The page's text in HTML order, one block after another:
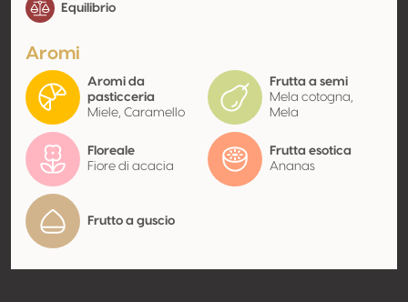
Equilibrio
Aromi
Aromi da
pasticceria
Miele, Caramello
Frutta a semi
Mela cotogna,
Mela
Floreale
Fiore di acacia
Frutta esotica
Ananas
Frutto a guscio